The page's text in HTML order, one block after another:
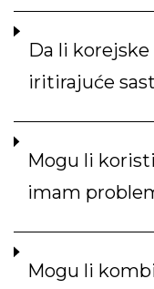
Da li korejske
iritirajuće
Mogu li
imam
Mogu li